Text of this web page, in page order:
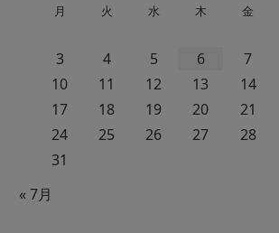
月 火 水 木 金
3
4 5 6 7
10
11 12 13 14
17
18 19 20 21
24
25 26 27 28
31
« 7月